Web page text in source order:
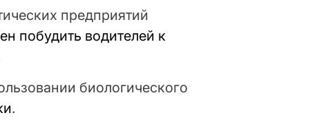
предприятий
побудить водителей к
биологического
.